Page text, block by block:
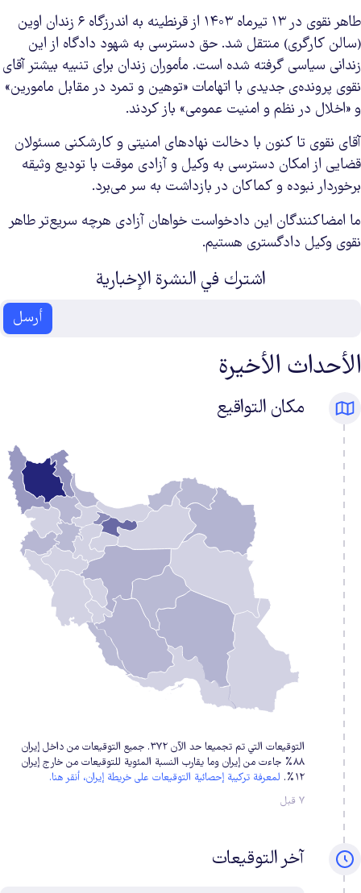
طاهر نقوی در ۱۳ تیرماه ۱۴۰۳ از قرنطینه به اندرزگاه ۶ زندان اوین
(سالن کارگری) منتقل شد. حق دسترسی به شهود دادگاه از این
زندانی سیاسی گرفته شده است. مأموران زندان برای تنبیه بیشتر آقای
نقوی پرونده‌ی جدیدی با اتهامات «توهین و تمرد در مقابل مامورین»
و «اخلال در نظم و امنیت عمومی» باز کردند.
آقای نقوی تا کنون با دخالت نهادهای امنیتی و کارشکنی مسئولان
قضایی از امکان دسترسی به وکیل و آزادی موقت با تودیع وثیقه
برخوردار نبوده و کماکان در بازداشت به سر می‌برد.
ما امضاکنندگان این دادخواست خواهان آزادی هرچه سریع‌تر طاهر
نقوی وکیل دادگستری هستیم.
اشترك في النشرة الإخبارية
أرسل
الأحداث الأخيرة
مكان التواقيع
التوقيعات التي تم تجميعا حد الآن ٣٧٢. جميع التوقيعات من داخل إيران
٨٨% جاءت من إيران وما يقارب النسبة المئوية للتوقيعات من خارج إيران
١٢%.
لمعرفة تركيبة إحصائية التوقيعات على خريطة إيران، أنقر هنا.
٧ قبل
آخر التوقيعات